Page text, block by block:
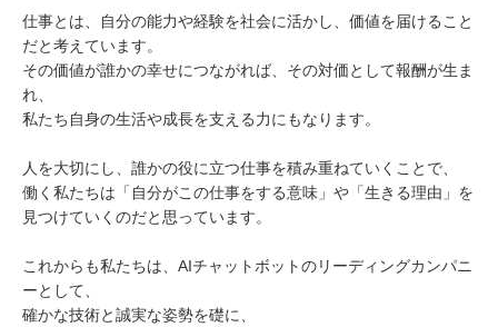
仕事とは、自分の能力や経験を社会に活かし、価値を届けること
だと考えています。
その価値が誰かの幸せにつながれば、その対価として報酬が生ま
れ、
私たち自身の生活や成長を支える力にもなります。
人を大切にし、誰かの役に立つ仕事を積み重ねていくことで、
働く私たちは「自分がこの仕事をする意味」や「生きる理由」を
見つけていくのだと思っています。
これからも私たちは、AIチャットボットのリーディングカンパニ
ーとして、
確かな技術と誠実な姿勢を礎に、